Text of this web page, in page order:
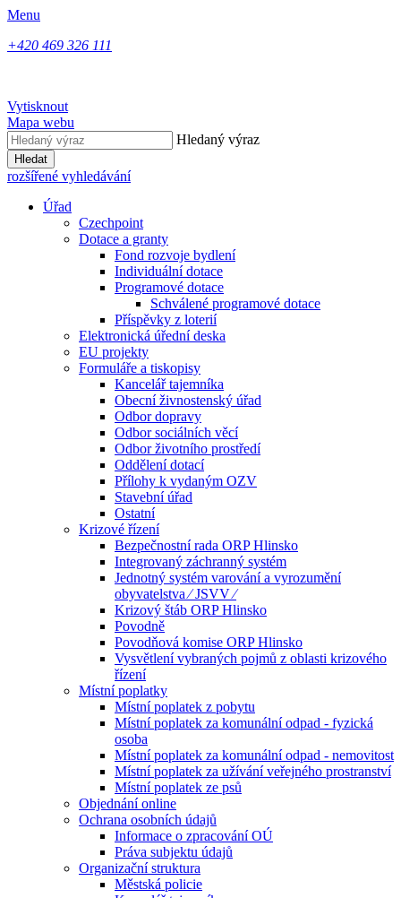
Menu
+420 469 326 111
Vytisknout
Mapa webu
Hledaný výraz
Hledat
rozšířené vyhledávání
Úřad
Czechpoint
Dotace a granty
Fond rozvoje bydlení
Individuální dotace
Programové dotace
Schválené programové dotace
Příspěvky z loterií
Elektronická úřední deska
EU projekty
Formuláře a tiskopisy
Kancelář tajemníka
Obecní živnostenský úřad
Odbor dopravy
Odbor sociálních věcí
Odbor životního prostředí
Oddělení dotací
Přílohy k vydaným OZV
Stavební úřad
Ostatní
Krizové řízení
Bezpečnostní rada ORP Hlinsko
Integrovaný záchranný systém
Jednotný systém varování a vyrozumění
obyvatelstva ⁄ JSVV ⁄
Krizový štáb ORP Hlinsko
Povodně
Povodňová komise ORP Hlinsko
Vysvětlení vybraných pojmů z oblasti krizového
řízení
Místní poplatky
Místní poplatek z pobytu
Místní poplatek za komunální odpad - fyzická
osoba
Místní poplatek za komunální odpad - nemovitost
Místní poplatek za užívání veřejného prostranství
Místní poplatek ze psů
Objednání online
Ochrana osobních údajů
Informace o zpracování OÚ
Práva subjektu údajů
Organizační struktura
Městská policie